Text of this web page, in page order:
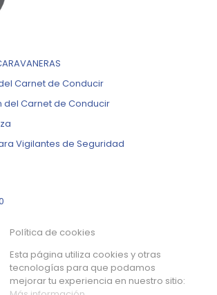
Carnet de Conducir
del Carnet de Conducir
Vigilantes de Seguridad
Política de cookies
Esta página utiliza cookies y otras
tecnologías para que podamos
mejorar tu experiencia en nuestro sitio: